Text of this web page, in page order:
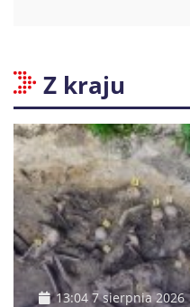
Z kraju
13:04 7 sierpnia 2026